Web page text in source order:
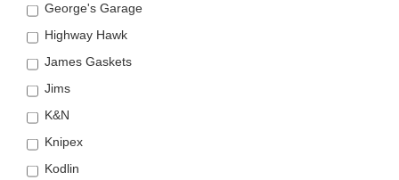
George's Garage
Highway Hawk
James Gaskets
Jims
K&N
Knipex
Kodlin